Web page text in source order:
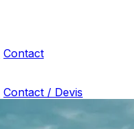
Contact
Contact / Devis